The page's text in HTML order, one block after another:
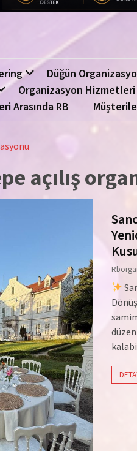
Düğün
Organizasyon Hizmetleri
Arasında RB
açılış